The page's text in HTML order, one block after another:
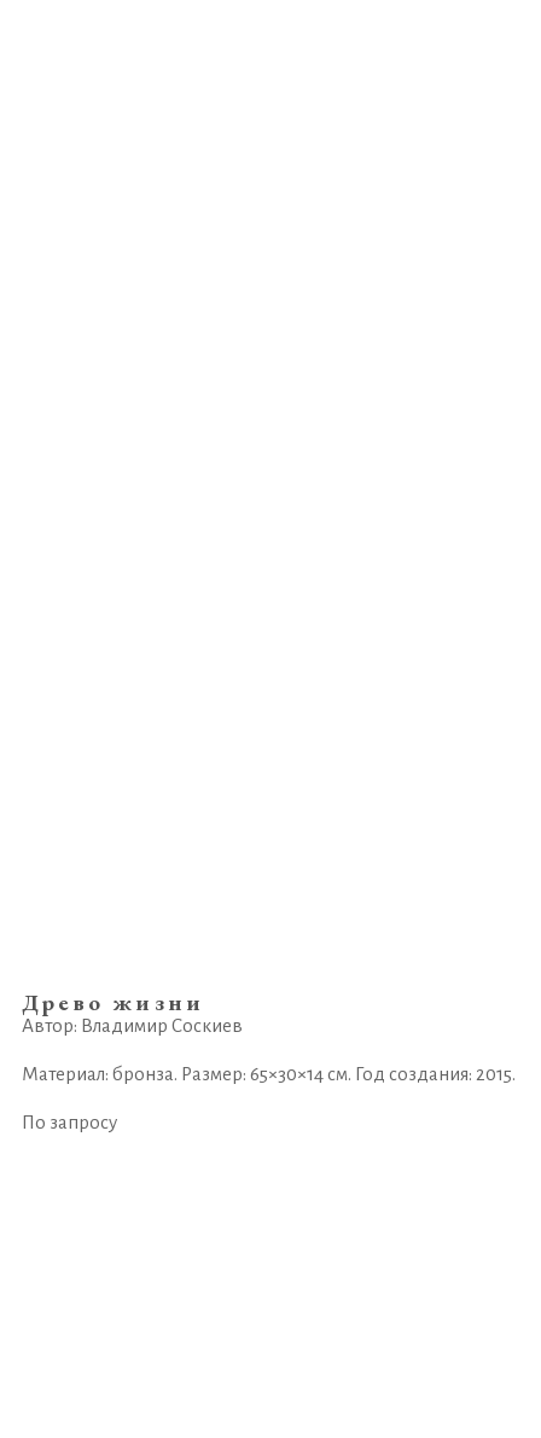
Древо жизни
Автор: Владимир Соскиев
Материал: бронза. Размер: 65×30×14 см. Год создания: 2015.
По запросу